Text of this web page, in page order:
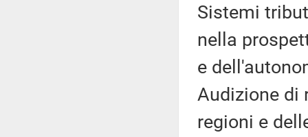
Sistemi
nella
e
Audizione di
regioni e